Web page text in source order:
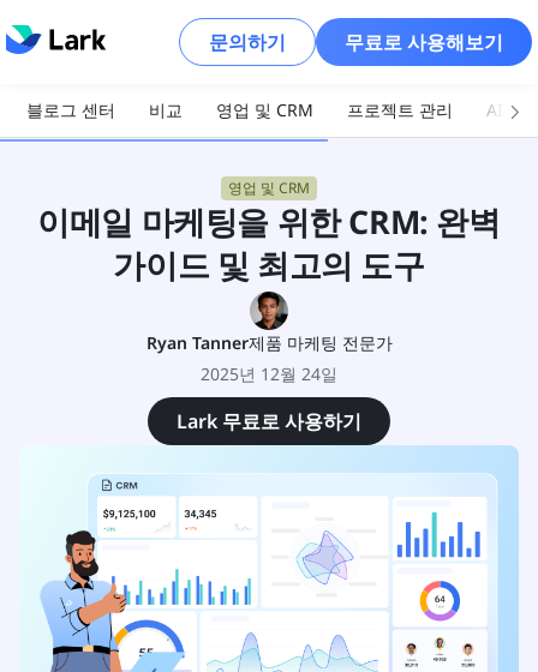
문의하기 무료로 사용해보기
블로그 센터 비교 영업 및 CRM 프로젝트 관리 AI 및
영업 및 CRM
이메일 마케팅을 위한 CRM: 완벽
가이드 및 최고의 도구
Ryan Tanner제품 마케팅 전문가
2025년 12월 24일
Lark 무료로 사용하기